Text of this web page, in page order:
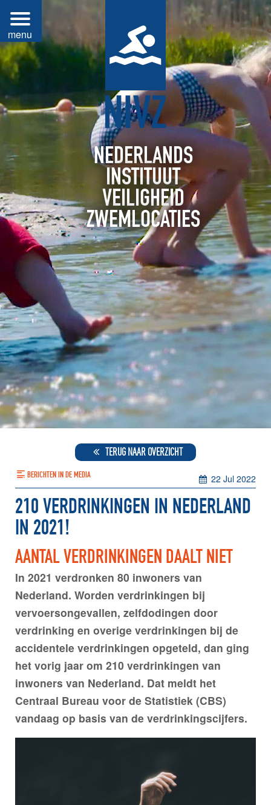
NEDERLANDS
INSTITUUT
VEILIGHEID
ZWEMLOCATIES
TERUG NAAR OVERZICHT
22 Jul 2022
BERICHTEN IN DE MEDIA
210 VERDRINKINGEN IN NEDERLAND
IN 2021!
AANTAL VERDRINKINGEN DAALT NIET
In 2021 verdronken 80 inwoners van
Nederland. Worden verdrinkingen bij
vervoersongevallen, zelfdodingen door
verdrinking en overige verdrinkingen bij de
accidentele verdrinkingen opgeteld, dan ging
het vorig jaar om 210 verdrinkingen van
inwoners van Nederland. Dat meldt het
Centraal Bureau voor de Statistiek (CBS)
vandaag op basis van de verdrinkingscijfers.